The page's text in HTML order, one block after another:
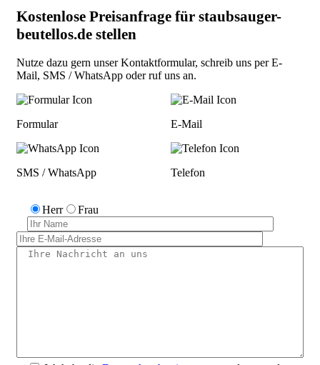
Kostenlose Preisanfrage für staubsauger-
beutellos.de stellen
Nutze dazu gern unserKontaktformular, schreib uns perE-
Mail, SMS / WhatsApp oderruf uns an.
Formular E-Mail
SMS / WhatsApp Telefon
Herr Frau